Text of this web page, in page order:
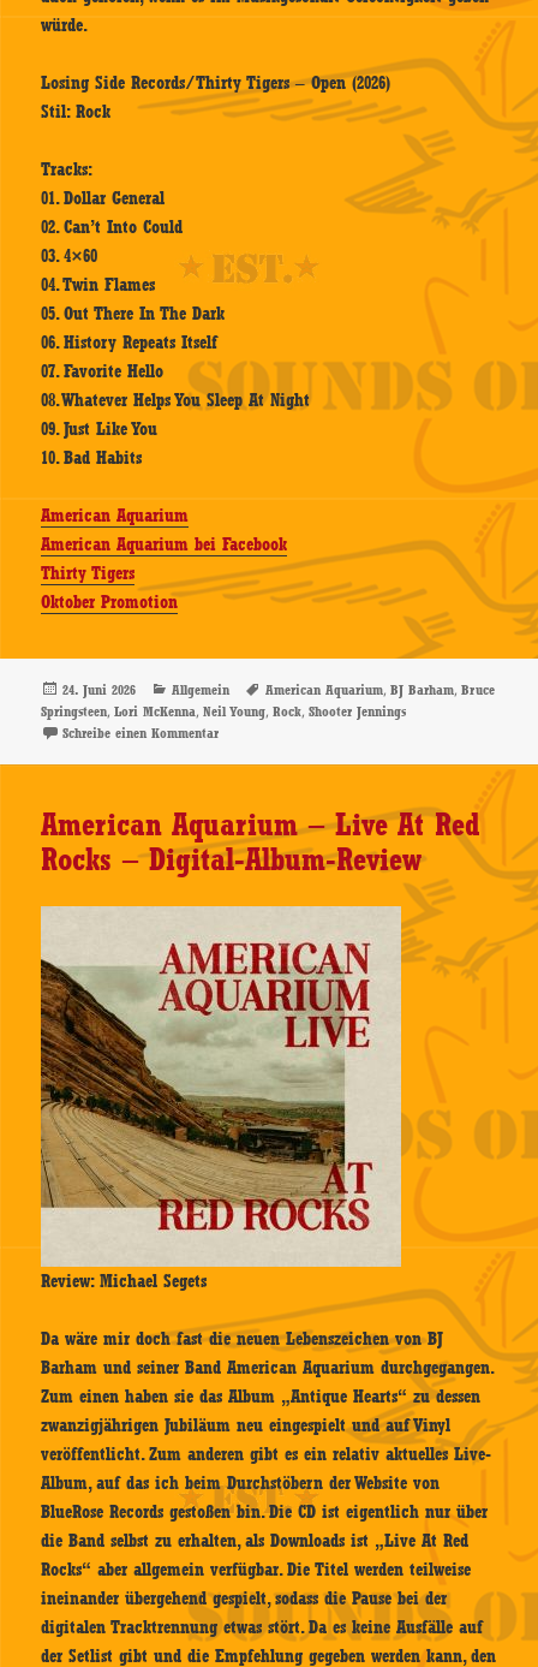
würde.
Losing Side Records/Thirty Tigers – Open (2026)
Stil: Rock
Tracks:
01. Dollar General
02. Can’t Into Could
03. 4×60
04. Twin Flames
05. Out There In The Dark
06. History Repeats Itself
07. Favorite Hello
08. Whatever Helps You Sleep At Night
09. Just Like You
10. Bad Habits
American Aquarium
American Aquarium bei Facebook
Thirty Tigers
Oktober Promotion
Veröffentlicht
am
24. Juni 2026 Kategorien
Allgemein Schlagwörter
American Aquarium,BJ Barham,Bruce
Springsteen,Lori McKenna,Neil Young,Rock,Shooter Jennings
Schreibe einen Kommentarzu American Aquarium – New Ways To Lose – CD-
American Aquarium – Live At Red
Rocks – Digital-Album-Review
Review: Michael Segets
Da wäre mir doch fast die neuen Lebenszeichen von BJ
Barham und seiner Band American Aquarium durchgegangen.
Zum einen haben sie das Album „Antique Hearts“ zu dessen
zwanzigjährigen Jubiläum neu eingespielt und auf Vinyl
veröffentlicht. Zum anderen gibt es ein relativ aktuelles Live-
Album, auf das ich beim Durchstöbern der Website von
BlueRose Records gestoßen bin. Die CD ist eigentlich nur über
die Band selbst zu erhalten, als Downloads ist „Live At Red
Rocks“ aber allgemein verfügbar. Die Titel werden teilweise
ineinander übergehend gespielt, sodass die Pause bei der
digitalen Tracktrennung etwas stört. Da es keine Ausfälle auf
der Setlist gibt und die Empfehlung gegeben werden kann, den